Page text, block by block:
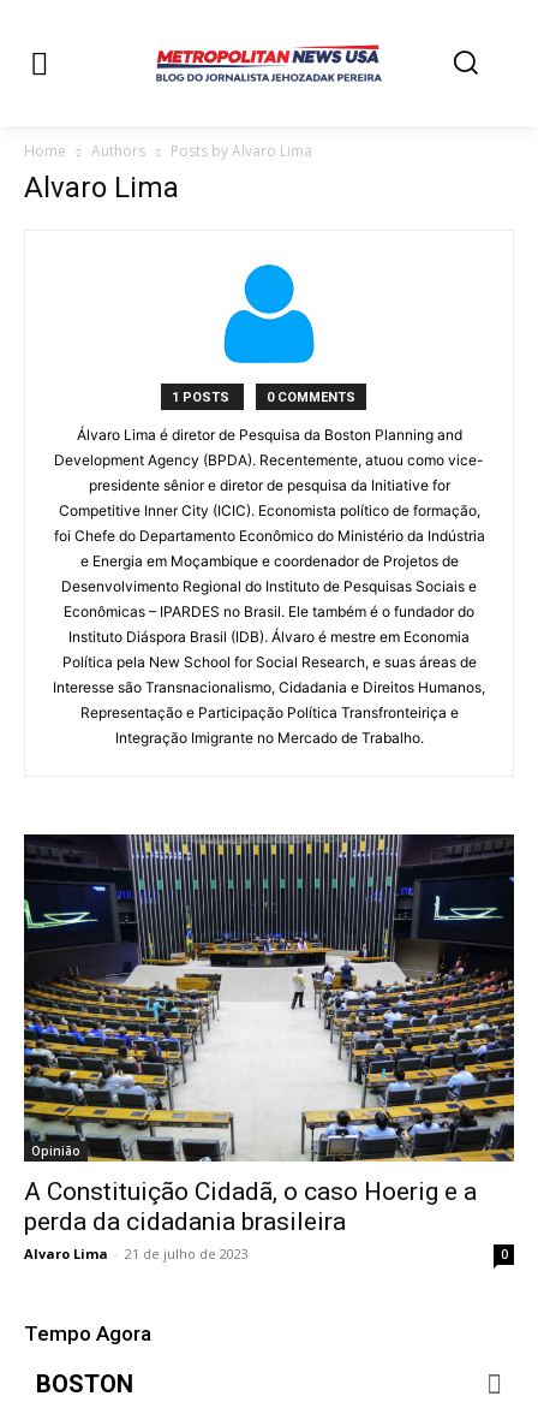
Home Authors Posts by Alvaro Lima
Alvaro Lima
1 POSTS 0 COMMENTS
Álvaro Lima é diretor de Pesquisa da Boston Planning and
Development Agency (BPDA). Recentemente, atuou como vice-
presidente sênior e diretor de pesquisa da Initiative for
Competitive Inner City (ICIC). Economista político de formação,
foi Chefe do Departamento Econômico do Ministério da Indústria
e Energia em Moçambique e coordenador de Projetos de
Desenvolvimento Regional do Instituto de Pesquisas Sociais e
Econômicas – IPARDES no Brasil. Ele também é o fundador do
Instituto Diáspora Brasil (IDB). Álvaro é mestre em Economia
Política pela New School for Social Research, e suas áreas de
Interesse são Transnacionalismo, Cidadania e Direitos Humanos,
Representação e Participação Política Transfronteiriça e
Integração Imigrante no Mercado de Trabalho.
Opinião
A Constituição Cidadã, o caso Hoerig e a
perda da cidadania brasileira
Alvaro Lima - 21 de julho de 2023 0
Tempo Agora
BOSTON